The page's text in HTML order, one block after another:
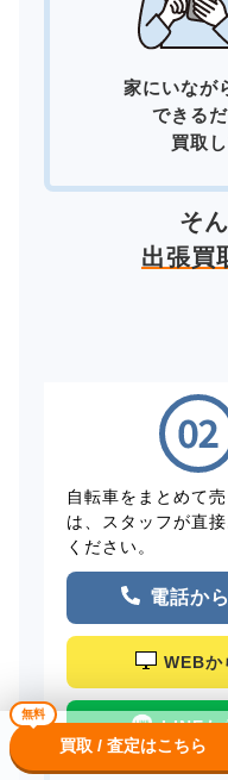
家にいなが
できる
買取
そ
出張買
自転車をまとめて
は、スタッフが直
ください。
電話か
WEBか
LINEか
無料
買取 / 査定はこちら